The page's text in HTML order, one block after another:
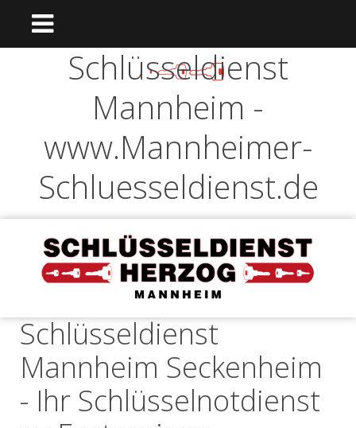
Schlüsseldienst
Mannheim -
www.Mannheimer-
Schluesseldienst.de
Schlüsseldienst
Mannheim Seckenheim
- Ihr Schlüsselnotdienst